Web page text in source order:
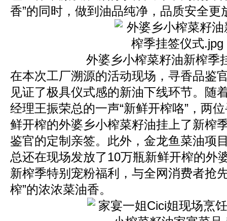
香”的同时，做到油品纯净，品质安全更
外婆乡小榨菜籽油新榨季
在本次工厂溯源的活动现场，寻香品鉴
见证了极具仪式感的新油下线环节。随
经理王振荣总的一声“新鲜开榨咯”，两
鲜开榨的外婆乡小榨菜籽油挂上了新榨
鉴官的定制亲签。此外，金龙鱼菜油项
总还在现场发放了10万瓶新鲜开榨的外
新榨季特别宠粉福利，与全网消费者抢
榨”的浓浓菜油香。